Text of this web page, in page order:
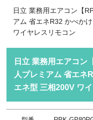
日立 業務用エアコン【
アム 省エネR32 かべか
ワイヤレスリモコン
日立 業務用エアコン
人プレミアム 省エネ
エネ型 三相200V ワ